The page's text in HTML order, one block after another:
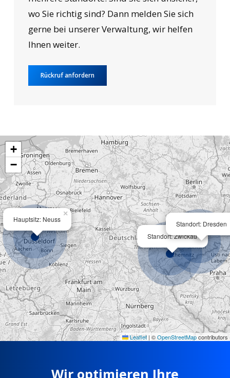
wo Sie richtig sind? Dann melden Sie sich
gerne bei unserer Verwaltung, wir helfen
Ihnen weiter.
Rückruf anfordern
Hauptsitz: Neuss
×
Standort: Zwickau
Standort: Dresden
+
−
Leaflet | ©OpenStreetMapcontributors
Wir optimieren Ihre